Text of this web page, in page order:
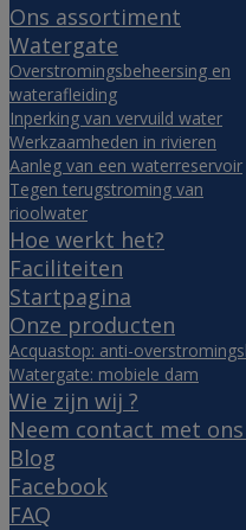
Ons assortiment
Watergate
Overstromingsbeheersing en
waterafleiding
Inperking van vervuild water
Werkzaamheden in rivieren
Aanleg van een waterreservoir
Tegen terugstroming van
rioolwater
Hoe werkt het?
Faciliteiten
Startpagina
Onze producten
Acquastop: anti-
Watergate: mobiele dam
Wie zijn wij ?
Neem contact met
Blog
Facebook
FAQ